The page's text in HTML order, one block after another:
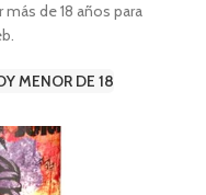
de 18 años para
MENOR DE 18